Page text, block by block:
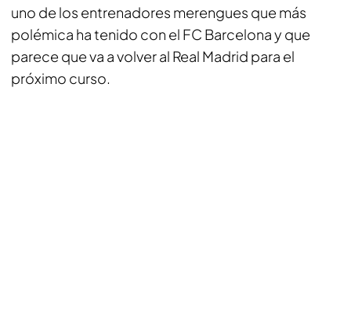
uno de los entrenadores merengues que más
polémica ha tenido con el FC Barcelona y que
parece que va a volver al Real Madrid para el
próximo curso.